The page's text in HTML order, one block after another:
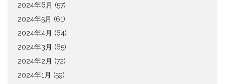
2024年6月 (57)
2024年5月 (61)
2024年4月 (64)
2024年3月 (65)
2024年2月 (72)
2024年1月 (59)